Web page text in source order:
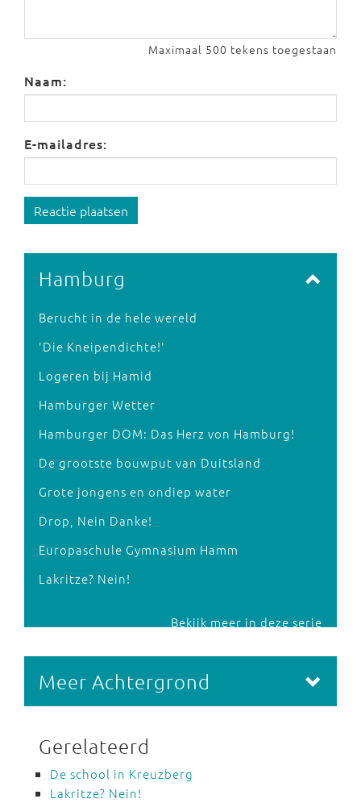
Maximaal 500 tekens toegestaan
Naam:
E-mailadres:
Reactie plaatsen
Hamburg
Berucht in de hele wereld
'Die Kneipendichte!'
Logeren bij Hamid
Hamburger Wetter
Hamburger DOM: Das Herz von Hamburg!
De grootste bouwput van Duitsland
Grote jongens en ondiep water
Drop, Nein Danke!
Europaschule Gymnasium Hamm
Lakritze? Nein!
Bekijk meer in deze serie
Meer Achtergrond
Gerelateerd
De school in Kreuzberg
Lakritze? Nein!